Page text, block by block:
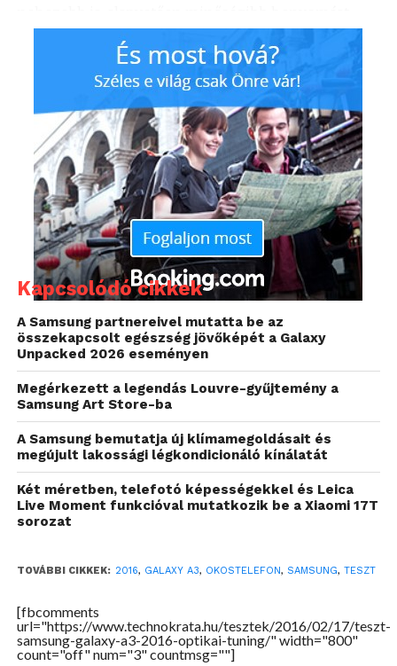
kelt.
A kijelző is megváltozott: az előd, 540 x 960 pixeles
felbontású megjelenítőjét 1280 x 720 pixelesre
cserélték. A Super AMOLED panel valamivel
mélyebb színeket hoz és strapabíróbb is, hiszen
elődben plexi volt), illetve nagyobb is 0,2 collal.
de pont annyival magasabb a kijelzője, hogy a bal
felső sarkához fogást kell váltani, és mivel ügyesen
lekerekítették a házat, így simán kicsúszik az ember
Kapcsolódó cikkek
A Samsung partnereivel mutatta be az
összekapcsolt egészség jövőképét a Galaxy
Unpacked 2026 eseményen
Megérkezett a legendás Louvre-gyűjtemény a
Samsung Art Store-ba
A Samsung bemutatja új klímamegoldásait és
megújult lakossági légkondicionáló kínálatát
Két méretben, telefotó képességekkel és Leica
Live Moment funkcióval mutatkozik be a Xiaomi 17T
sorozat
TOVÁBBI CIKKEK: 2016, GALAXY A3, OKOSTELEFON, SAMSUNG, TESZT
[fbcomments
url="https://www.technokrata.hu/tesztek/2016/02/17/teszt-
samsung-galaxy-a3-2016-optikai-tuning/" width="800"
count="off" num="3" countmsg=""]